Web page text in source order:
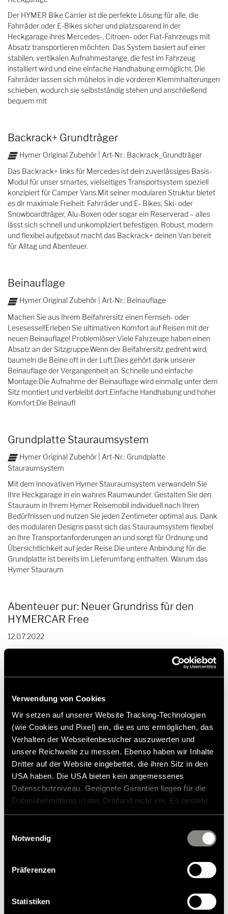
Verwendung von Cookies
Wir setzen auf unserer Website Tracking-Technologien
(wie Cookies und Pixel) ein, die es uns ermöglichen, das
Verhalten der Webseitenbesucher auszuwerten und
unsere Reichweite zu messen. Ebenso haben wir Inhalte
Dritter auf der Website eingebettet, die ihren Sitz in den
USA haben. Die USA bieten kein angemessenes
Datenschutzniveau. Geeignete Garantien liegen für die
Datenübermittlung in das Drittland nicht vor. Es besteht
zustehen. Eingesetzte Dienstleister können Daten für
zusammenführen. Weitere Informationen finden Sie in
unsererDatenschutzerklärung
. Akzeptieren Sie oder
Einstellungen aus, erteilen Sie uns Ihre Einwilligung zur
Verarbeitung Ihrer Daten zu den genannten Zwecken. Die
Notwendig
Präferenzen
Statistiken
Der HYMER Bike Carrier ist die perfekte Lösung für alle, die
Fahrräder oder E-Bikes sicher und platzsparend in der
Heckgarage ihres Mercedes-, Citroen- oder Fiat-Fahrzeugs mit
Absatz transportieren möchten. Das System basiert auf einer
stabilen, vertikalen Aufnahmestange, die fest im Fahrzeug
installiert wird und eine einfache Handhabung ermöglicht. Die
Fahrräder lassen sich mühelos in die vorderen Klemmhalterungen
schieben, wodurch sie selbstständig stehen und anschließend
bequem mit
Backrack+ Grundträger
Hymer Original Zubehör | Art-Nr.: Backrack_Grundträger
Das Backrack+ links für Mercedes ist dein zuverlässiges Basis-
Modul für unser smartes, vielseitiges Transportsystem speziell
konzipiert für Camper Vans.Mit seiner modularen Struktur bietet
es dir maximale Freiheit: Fahrräder und E- Bikes, Ski- oder
Snowboardträger, Alu-Boxen oder sogar ein Reserverad – alles
lässt sich schnell und unkompliziert befestigen. Robust, modern
und flexibel aufgebaut macht das Backrack+ deinen Van bereit
für Alltag und Abenteuer.
Beinauflage
Hymer Original Zubehör | Art-Nr.: Beinauflage
Machen Sie aus Ihrem Beifahrersitz einen Fernseh- oder
Lesesessel!Erleben Sie ultimativen Komfort auf Reisen mit der
neuen Beinauflage! Problemlöser:Viele Fahrzeuge haben einen
Absatz an der Sitzgruppe.Wenn der Beifahrersitz gedreht wird,
baumeln die Beine oft in der Luft.Dies gehört dank unserer
Beinauflage der Vergangenheit an. Schnelle und einfache
Montage:Die Aufnahme der Beinauflage wird einmalig unter dem
Sitz montiert und verbleibt dort.Einfache Handhabung und hoher
Komfort:Die Beinaufl
Grundplatte Stauraumsystem
Hymer Original Zubehör | Art-Nr.: Grundplatte
Stauraumsystem
Mit dem innovativen Hymer Stauraumsystem verwandeln Sie
Ihre Heckgarage in ein wahres Raumwunder. Gestalten Sie den
Stauraum in Ihrem Hymer Reisemobil individuell nach Ihren
Bedürfnissen und nutzen Sie jeden Zentimeter optimal aus. Dank
des modularen Designs passt sich das Stauraumsystem flexibel
an Ihre Transportanforderungen an und sorgt für Ordnung und
Übersichtlichkeit auf jeder Reise.Die untere Anbindung für die
Grundplatte ist bereits im Lieferumfang enthalten. Warum das
Hymer Stauraum
Abenteuer pur: Neuer Grundriss für den
HYMERCAR Free
12.07.2022
Die nächste Generation einer starken
ModernComfort
12.07.2022
Neues Basisfahrzeug für den HYMER ML-T
und HYMERCAR Grand Canyon S
12.07.2022
Zwei Spitzenplätze für Hymer: Unternehmen
European Innovation Award